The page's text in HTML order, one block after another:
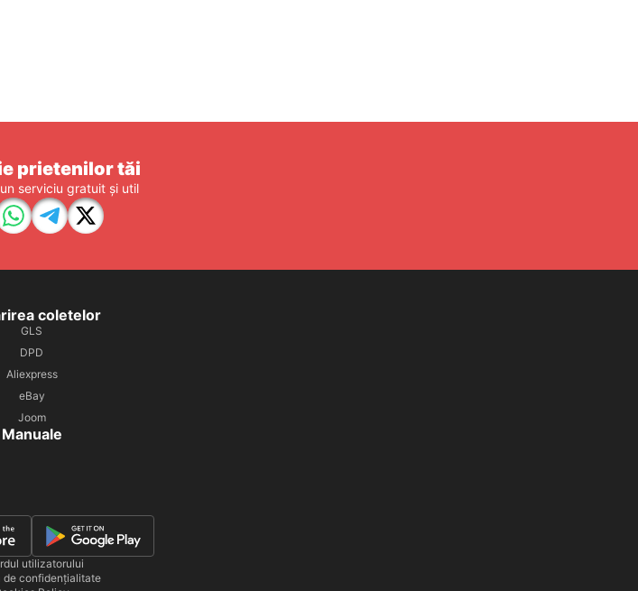
prietenilor tăi
serviciu gratuit și util
coletelor
GLS
DPD
Aliexpress
eBay
Joom
Manuale
utilizatorului
de confidențialitate